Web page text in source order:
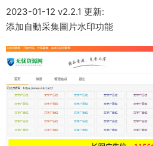
2023-01-12 v2.2.1 更新:
添加自動采集圖片水印功能